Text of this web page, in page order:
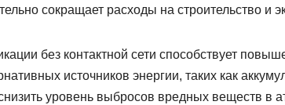
сокращает расходы на строительство и
без контактной сети способствует
источников энергии, таких как
уровень выбросов вредных веществ в